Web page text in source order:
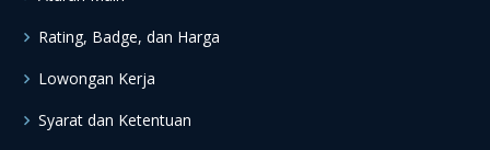
Rating, Badge, dan Harga
Lowongan Kerja
Syarat dan Ketentuan